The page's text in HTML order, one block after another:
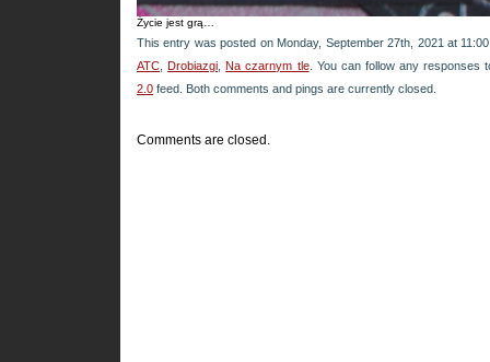
Życie jest grą…
This entry was posted on Monday, September 27th, 2021 at
ATC
Drobiazgi Na czarnym tle. You can follow any responses
2.0 feed. Both comments and pings are currently closed.
Comments are closed.